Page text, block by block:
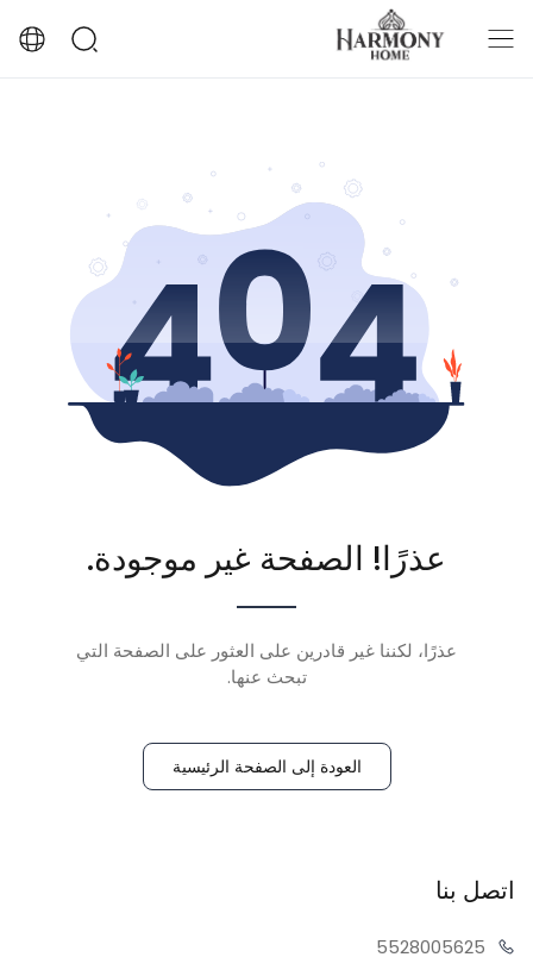
عذرًا! الصفحة غير موجودة.
عذرًا، لكننا غير قادرين على العثور على الصفحة التي
تبحث عنها.
العودة إلى الصفحة الرئيسية
اتصل بنا
05625
55280